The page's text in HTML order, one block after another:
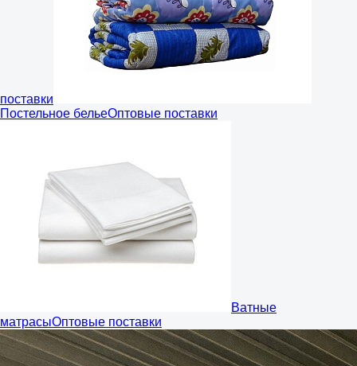
поставки
Постельное бельеОптовые поставки
Ватные
матрасыОптовые поставки